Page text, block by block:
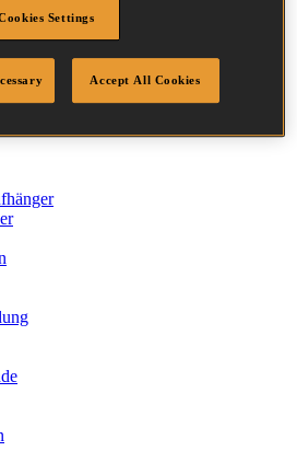
»
Settings
Accept All Cookies